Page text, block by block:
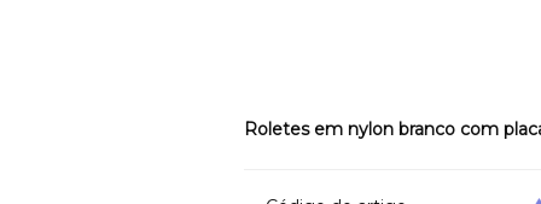
Roletes em nylon branco com